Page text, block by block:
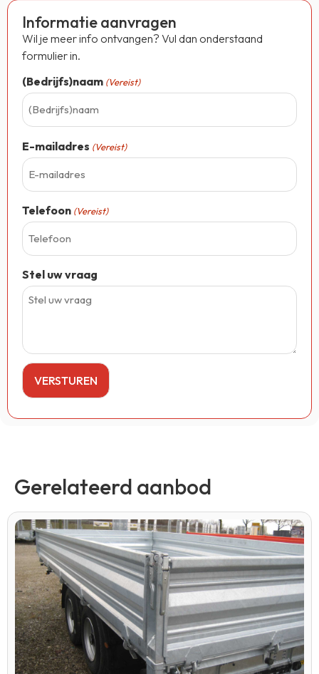
Informatie aanvragen
Wil je meer info ontvangen? Vul dan onderstaand
formulier in.
(Bedrijfs)naam (Vereist)
E-mailadres (Vereist)
Telefoon (Vereist)
Stel uw vraag
Gerelateerd aanbod